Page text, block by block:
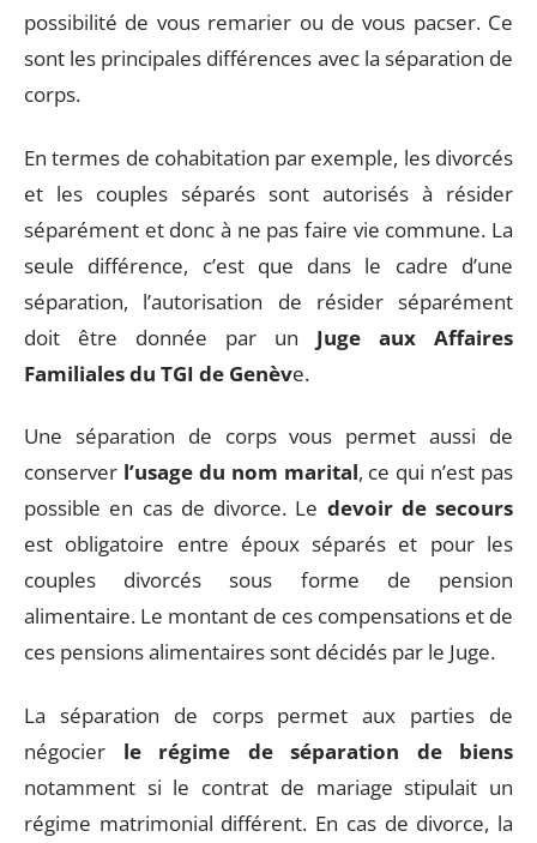
possibilité de vous remarier ou de vous pacser. Ce
sont les principales différences avec la séparation de
corps.
En termes de cohabitation par exemple, les divorcés
et les couples séparés sont autorisés à résider
séparément et donc à ne pas faire vie commune. La
seule différence, c’est que dans le cadre d’une
séparation, l’autorisation de résider séparément
doit être donnée par un Juge aux Affaires
Familiales du TGI de Genève.
Une séparation de corps vous permet aussi de
conserver l’usage du nom marital, ce qui n’est pas
possible en cas de divorce. Le devoir de secours
est obligatoire entre époux séparés et pour les
couples divorcés sous forme de pension
alimentaire. Le montant de ces compensations et de
ces pensions alimentaires sont décidés par le Juge.
La séparation de corps permet aux parties de
négocier le régime de séparation de biens
notamment si le contrat de mariage stipulait un
régime matrimonial différent. En cas de divorce, la